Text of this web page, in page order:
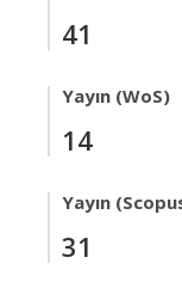
41
Yayın (WoS)
14
Yayın
31